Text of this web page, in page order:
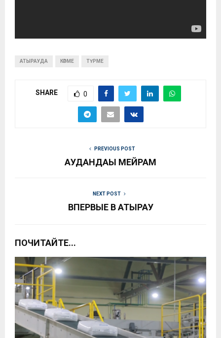
АТЫРАУДА КӨРМЕ ТҮРМЕ
SHARE 0
PREVIOUS POST
АУДАНДАҒЫ МЕЙРАМ
NEXT POST
ВПЕРВЫЕ В АТЫРАУ
ПОЧИТАЙТЕ...